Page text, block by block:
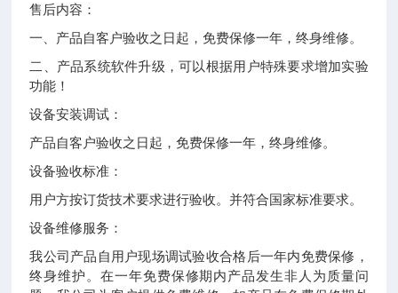
售后内容：
一、产品自客户验收之日起，免费保修一年，终身维修。
二、产品系统软件升级，可以根据用户特殊要求增加实验
功能！
设备安装调试：
产品自客户验收之日起，免费保修一年，终身维修。
设备验收标准：
用户方按订货技术要求进行验收。并符合国家标准要求。
设备维修服务：
我公司产品自用户现场调试验收合格后一年内免费保修，
终身维护。在一年免费保修期内产品发生非人为质量问